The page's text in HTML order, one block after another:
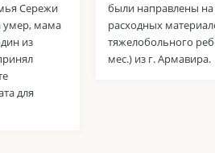
Сережи
умер, мама
из
для
были направлены
расходных
тяжелобольного
мес.) из г. Армавира.